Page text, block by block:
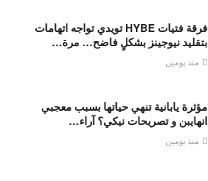
فرقة فتيات HYBE تويدي تواجه اتهامات
بتقليد نيوجينز بشكلٍ فاضح… مرة…
منذ يومين
مؤثرة يابانية تنهي حياتها بسبب معجبي
انهايبن و تصريحات نيكي؟ آراء…
منذ يومين